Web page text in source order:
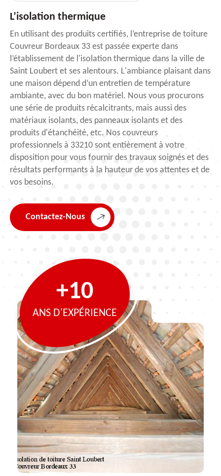
L’isolation thermique
En utilisant des produits certifiés, l’entreprise de toiture
Couvreur Bordeaux 33 est passée experte dans
l’établissement de l'isolation thermique dans la ville de
Saint Loubert et ses alentours. L'ambiance plaisant dans
une maison dépend d’un entretien de température
ambiante, avec du bon matériel. Nous vous procurons
une série de produits récalcitrants, mais aussi des
matériaux isolants, des panneaux isolants et des
produits d'étanchéité, etc. Nos couvreurs
professionnels à 33210 sont entièrement à votre
disposition pour vous fournir des travaux soignés et des
résultats performants à la hauteur de vos attentes et de
vos besoins.
Contactez-Nous
+10
ANS D'EXPÉRIENCE